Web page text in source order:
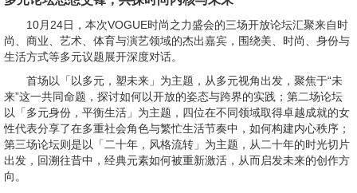
10月24日，本次VOGUE时尚之力盛会的三场开放论坛汇聚来自时
尚、商业、艺术、体育与演艺领域的杰出嘉宾，围绕美、时尚、身份与
生活方式等多元议题展开深度对话。
首场以「以多元，塑未来」为主题，从多元视角出发，聚焦于“未
来”这一共同命题，探讨如何以开放的姿态与跨界的实践；第二场论坛
以「多元身份，平衡生活」为主题，四位在不同领域取得卓越成就的女
性代表分享了在多重社会角色与繁忙生活节奏中，如何构建内心秩序；
第三场论坛则是以「二十年，风格流转」为主题，从二十年的时光切片
出发，回溯往昔中，经典元素如何被重新激活，从而启发未来的创作方
向。